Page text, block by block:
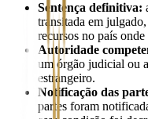
Sentença definitiva:
transitada em
recursos no país
Autoridade
um órgão judicial ou
estrangeiro.
Notificação das
partes foram